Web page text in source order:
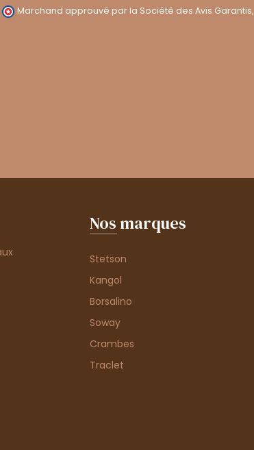
Marchand approuvé par la Société des Avis Garantis,
Nos marques
Stetson
Kangol
Borsalino
Soway
Crambes
Traclet